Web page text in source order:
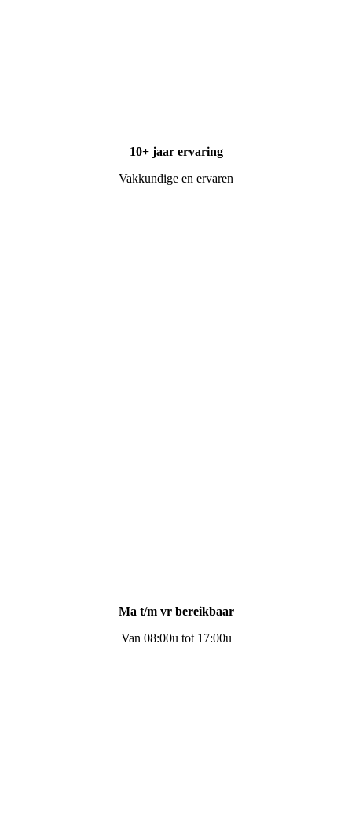
10+ jaar ervaring
Vakkundige en ervaren
Ma t/m vr bereikbaar
Van 08:00u tot 17:00u